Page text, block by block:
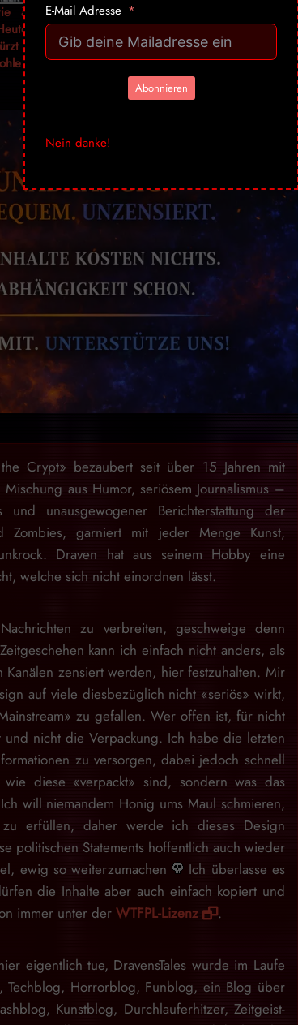
à la
E-
mit
So entschlüsselt
ein IT-Techniker
den Wortnebel
der Tagespolitik
Bundesrat erklärt
9 Millionen
Schweizern den
Generalverdacht
the Crypt» bezaubert seit über 15 Jahren mit
aus Humor, seriösem Journalismus –
und unausgewogener Berichterstattung der
Zombies, garniert mit jeder Menge Kunst,
Draven hat aus seinem Hobby eine
welche sich nicht einordnen lässt.
zu verbreiten, geschweige denn
kann ich einfach nicht anders, als
zensiert werden, hier festzuhalten. Mir
auf viele diesbezüglich nicht «seriös» wirkt,
zu gefallen. Wer offen ist, für nicht
und nicht die Verpackung. Ich habe die letzten
zu versorgen, dabei jedoch schnell
diese «verpackt» sind, sondern was das
will niemandem Honig ums Maul schmieren,
erfüllen, daher werde ich dieses Design
politischen Statements hoffentlich auch wieder
ewig so weiterzumachen
Ich überlasse es
die Inhalte aber auch einfach kopiert und
immer unter der WTFPL-Lizenz .
eigentlich tue, DravensTales wurde im Laufe
Techblog, Horrorblog, Funblog, ein Blog über
Kunstblog, Durchlauferhitzer, Zeitgeist-
E-Mail Adresse
Abonnieren
Nein danke!